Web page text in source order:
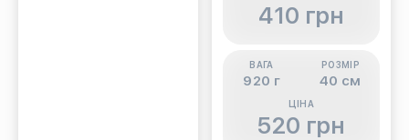
410 грн
ВАГА
920 г
РОЗМІР
40 см
ЦІНА
520 грн